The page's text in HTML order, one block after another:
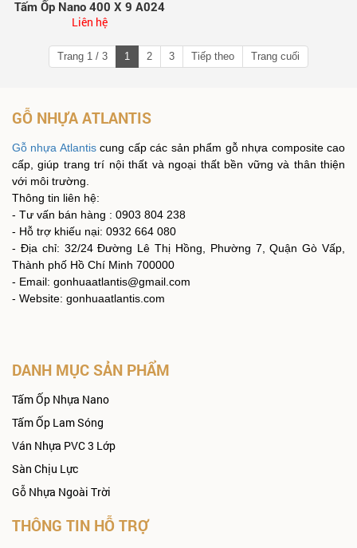
Tấm Ốp Nano 400 X 9 A024
Liên hệ
Trang 1 / 3 1 2 3 Tiếp theo Trang cuối
GỖ NHỰA ATLANTIS
Gỗ nhựa Atlantiscung cấp các sản phẩm gỗ nhựa composite cao
cấp, giúp trang trí nội thất và ngoại thất bền vững và thân thiện
với môi trường.
Thông tin liên hệ:
- Tư vấn bán hàng : 0903 804 238
- Hỗ trợ khiếu nại: 0932 664 080
- Địa chỉ: 32/24 Đường Lê Thị Hồng, Phường 7, Quận Gò Vấp,
Thành phố Hồ Chí Minh 700000
- Email: gonhuaatlantis@gmail.com
- Website: gonhuaatlantis.com
DANH MỤC SẢN PHẨM
Tấm Ốp Nhựa Nano
Tấm Ốp Lam Sóng
Ván Nhựa PVC 3 Lớp
Sàn Chịu Lực
Gỗ Nhựa Ngoài Trời
THÔNG TIN HỖ TRỢ